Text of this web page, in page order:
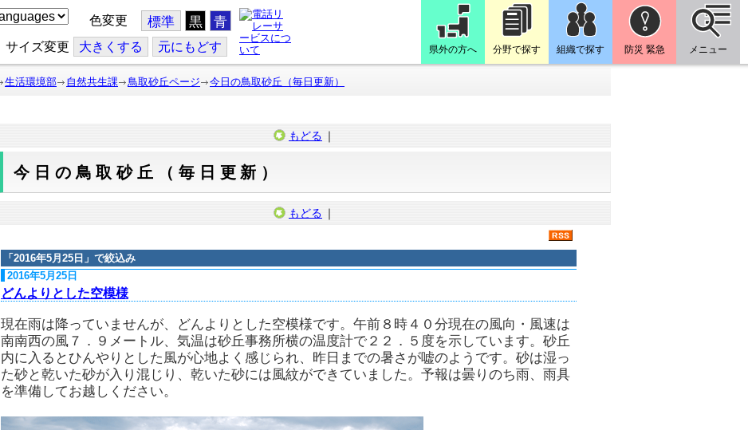
色変更 標準 黒 青
サイズ変更 大きくする 元にもどす 県外の方へ 分野で探す 組織で探す 防災 緊急 メニュー
生活環境部 自然共生課 鳥取砂丘ページ 今日の鳥取砂丘（毎日更新）
もどる ｜
今日の鳥取砂丘（毎日更新）
もどる ｜
「 2016年5月25日 」で絞込み
2016年5月25日
どんよりとした空模様
現在雨は降っていませんが、どんよりとした空模様です。午前８時４０分現在の風向・風速は
南南西の風７．９メートル、気温は砂丘事務所横の温度計で２２．５度を示しています。砂丘
内に入るとひんやりとした風が心地よく感じられ、昨日までの暑さが嘘のようです。砂は湿っ
た砂と乾いた砂が入り混じり、乾いた砂には風紋ができていました。予報は曇りのち雨、雨具
を準備してお越しください。